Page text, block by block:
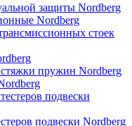
защиты Nordberg
Nordberg
стоек
стяжки пружин Nordberg
подвески
подвески Nordberg